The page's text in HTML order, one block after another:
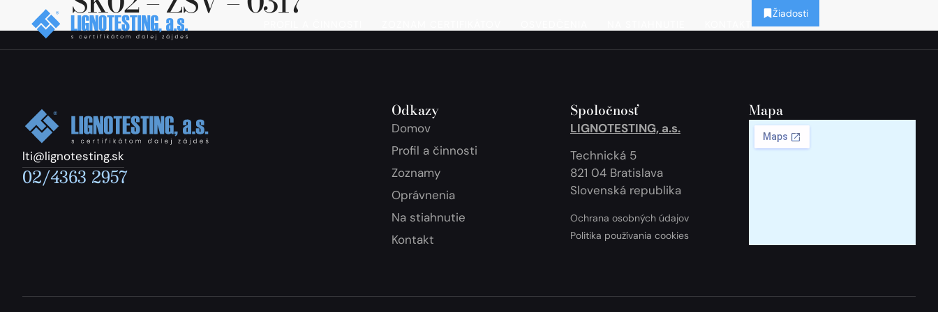
Žiadosti
lti@lignotesting.sk
02/4363 2957
Odkazy
Domov
Profil a činnosti
Zoznamy
Oprávnenia
Na stiahnutie
Kontakt
Spoločnosť
LIGNOTESTING, a.s.
Technická 5
821 04 Bratislava
Slovenská republika
Ochrana osobných údajov
Politika používania cookies
Mapa